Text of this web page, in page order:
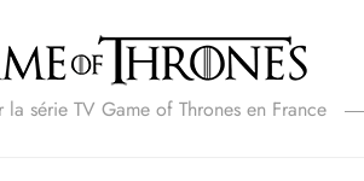
la série TV Game of Thrones en France